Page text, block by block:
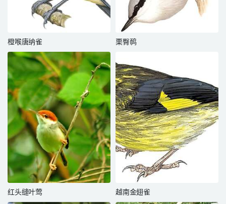
橙喉唐纳雀 栗臀䴓
红头缝叶莺 越南金翅雀